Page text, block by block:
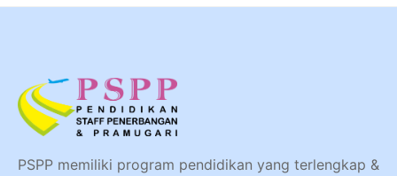
PSPP memiliki program pendidikan yang terlengkap &